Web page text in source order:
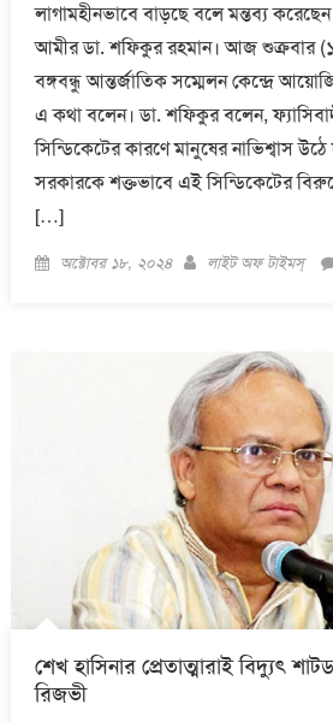
লাগামহীনভাবে বাড়ছে বলে মন্তব্য
আমীর ডা. শফিকুর রহমান। আজ শুক্রবার
বঙ্গবন্ধু আন্তর্জাতিক সম্মেলন কেন্দ্রে
এ কথা বলেন। ডা. শফিকুর বলেন,
সিন্ডিকেটের কারণে মানুষের নাভিশ্বাস উঠে
সরকারকে শক্তভাবে এই সিন্ডিকেটের
[…]
Posted
অক্টোবর ১৮, ২০২৪ Author
লাইট অফ টাইমস্
শেখ হাসিনার প্রেতাত্মারাই বিদ্যুৎ
রিজভী